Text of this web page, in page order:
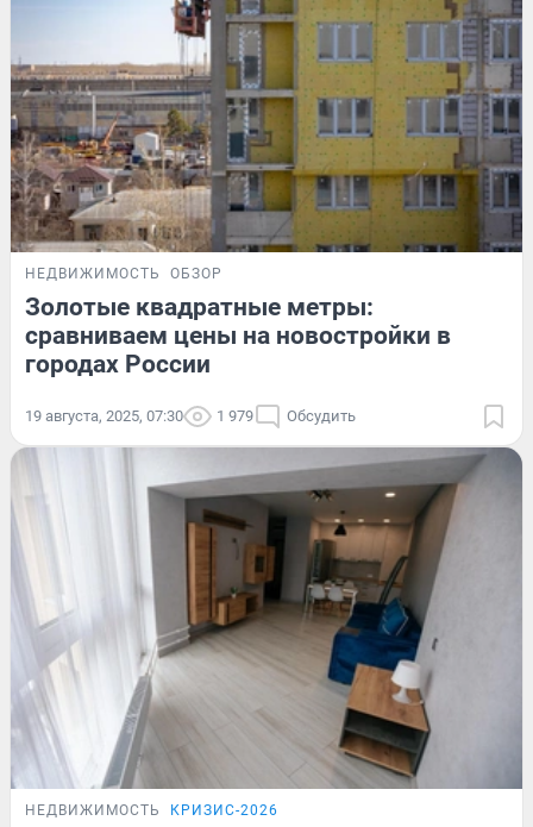
НЕДВИЖИМОСТЬ ОБЗОР
Золотые квадратные метры:
сравниваем цены на новостройки в
городах России
19 августа, 2025, 07:30 1 979 Обсудить
НЕДВИЖИМОСТЬ КРИЗИС-2026